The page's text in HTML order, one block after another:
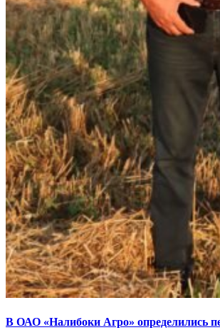
В ОАО «Налибоки Агро» определились